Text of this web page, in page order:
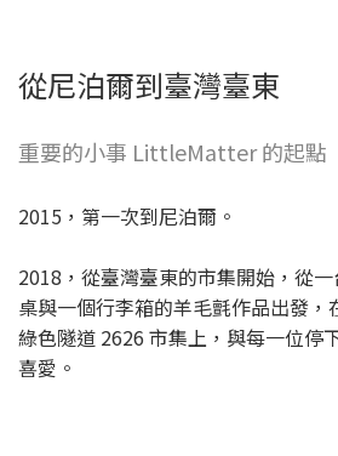
從尼泊爾到臺灣臺東
重要的小事 LittleMatter 的起點
2015，第一次到尼泊爾。
2018，從臺灣臺東的市集開始，從
桌與一個行李箱的羊毛氈作品出發，
綠色隧道 2626 市集上，與每一位停
喜愛。